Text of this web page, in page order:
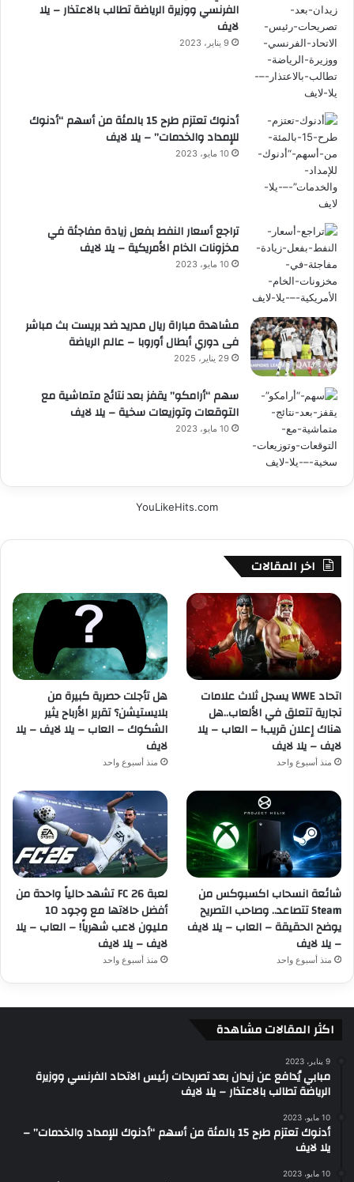
الفرنسي ووزيرة الرياضة تطالب بالاعتذار – يلا
لايف
9 يناير، 2023
أدنوك تعتزم طرح 15 بالمئة من أسهم “أدنوك
للإمداد والخدمات” – يلا لايف
10 مايو، 2023
تراجع أسعار النفط بفعل زيادة مفاجئة في
مخزونات الخام الأمريكية – يلا لايف
10 مايو، 2023
مشاهدة مباراة ريال مدريد ضد بريست بث مباشر
فى دوري أبطال أوروبا – عالم الرياضة
29 يناير، 2025
سهم “أرامكو” يقفز بعد نتائج متماشية مع
التوقعات وتوزيعات سخية – يلا لايف
10 مايو، 2023
YouLikeHits.com
اخر المقالات
اتحاد WWE يسجل ثلاث علامات
تجارية تتعلق في الألعاب..هل
هناك إعلان قريب! – العاب – يلا
لايف – يلا لايف
منذ أسبوع واحد
هل تأجلت حصرية كبيرة من
بلايستيشن؟ تقرير الأرباح يثير
الشكوك – العاب – يلا لايف – يلا
لايف
منذ أسبوع واحد
شائعة انسحاب اكسبوكس من
Steam تتصاعد.. وصاحب التصريح
يوضح الحقيقة – العاب – يلا لايف
– يلا لايف
منذ أسبوع واحد
لعبة FC 26 تشهد حالياً واحدة من
أفضل حالاتها مع وجود 10
مليون لاعب شهرياً! – العاب – يلا
لايف – يلا لايف
منذ أسبوع واحد
اكثر المقالات مشاهدة
9 يناير، 2023
مبابي يُدافع عن زيدان بعد تصريحات رئيس الاتحاد الفرنسي ووزيرة
الرياضة تطالب بالاعتذار – يلا لايف
10 مايو، 2023
أدنوك تعتزم طرح 15 بالمئة من أسهم “أدنوك للإمداد والخدمات” –
يلا لايف
10 مايو، 2023